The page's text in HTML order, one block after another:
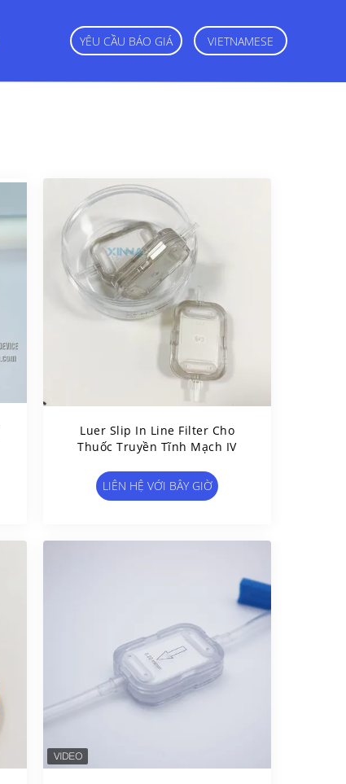
YÊU CẦU BÁO GIÁ VIETNAMESE
Luer Slip In Line Filter Cho
Thuốc Truyền Tĩnh Mạch IV
LIÊN HỆ VỚI BÂY GIỜ